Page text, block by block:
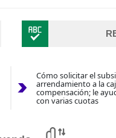
Cómo solicitar el
arrendamiento a la
compensación; le
con varias cuotas